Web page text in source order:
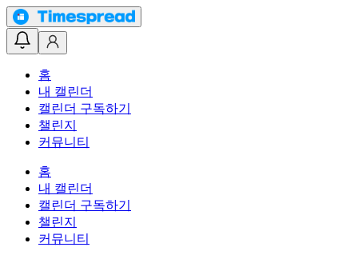
홈
내 캘린더
캘린더 구독하기
챌린지
커뮤니티
홈
내 캘린더
캘린더 구독하기
챌린지
커뮤니티